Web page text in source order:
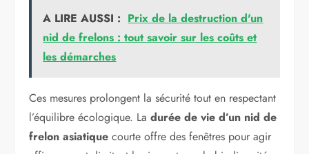
A LIRE AUSSI : Prix de la destruction d'un
nid de frelons : tout savoir sur les coûts et
les démarches
Ces mesures prolongent la sécurité tout en respectant
l’équilibre écologique. Ladurée de vie d’un nid de
frelon asiatique courte offre des fenêtres pour agir